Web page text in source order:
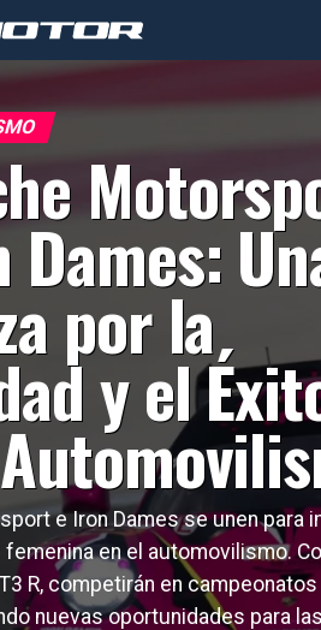
por la
y el
e Iron Dames se unen para
femenina en el automovilismo.
R, competirán en campeonatos
nuevas oportunidades para